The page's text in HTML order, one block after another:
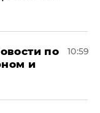
по
и
10:59